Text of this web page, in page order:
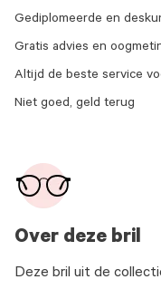
Over deze bril
Deze bril uit de
Gediplomeerde en
Gratis advies en
Altijd de beste service
Niet goed, geld terug